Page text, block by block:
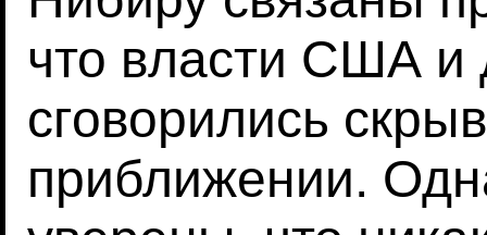
что власти США и
сговорились
приближении.